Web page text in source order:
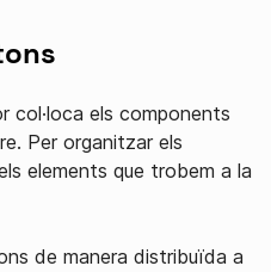
col·loca els components
Per organitzar els
elements que trobem a la
de manera distribuïda a